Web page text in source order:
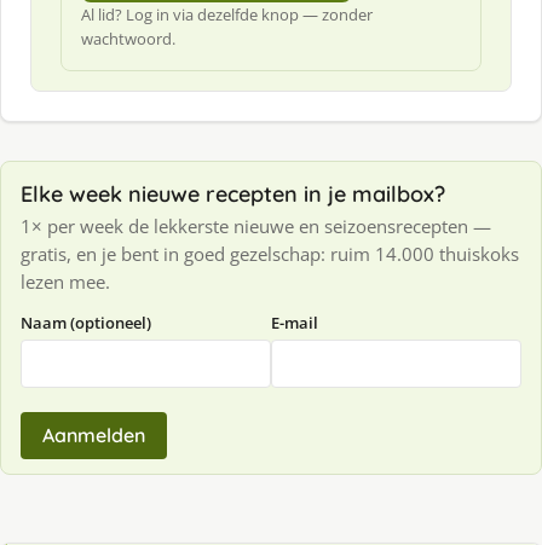
Al lid? Log in via dezelfde knop — zonder
wachtwoord.
Elke week nieuwe recepten in je mailbox?
1× per week de lekkerste nieuwe en seizoensrecepten —
gratis, en je bent in goed gezelschap: ruim 14.000 thuiskoks
lezen mee.
Naam (optioneel) E-mail
Aanmelden